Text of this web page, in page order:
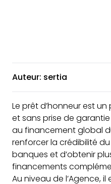
Auteur: sertia
Le prêt d’honneur est
et sans prise de
au financement global
renforcer la crédibilité
banques et d’obtenir
financements
Au niveau de l’Agence,